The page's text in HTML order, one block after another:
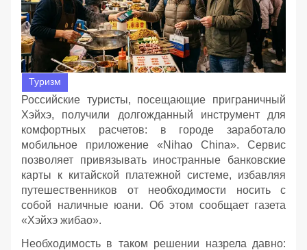
Туризм
Российские туристы, посещающие приграничный
Хэйхэ, получили долгожданный инструмент для
комфортных расчетов: в городе заработало
мобильное приложение «Nihao China». Сервис
позволяет привязывать иностранные банковские
карты к китайской платежной системе, избавляя
путешественников от необходимости носить с
собой наличные юани. Об этом сообщает газета
«Хэйхэ жибао».
Необходимость в таком решении назрела давно: